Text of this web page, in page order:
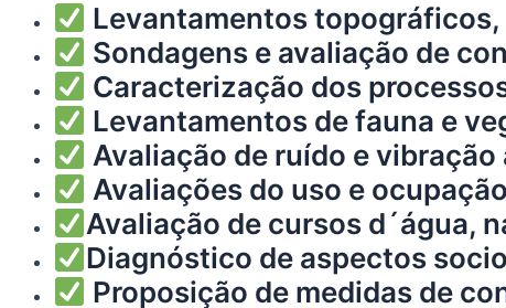
Levantamentos topográficos,
Sondagens e avaliação de
Caracterização dos
Levantamentos de fauna e
Avaliação de ruído e
Avaliações do uso e
Avaliação de cursos d´água,
Diagnóstico de aspectos
Proposição de medidas de